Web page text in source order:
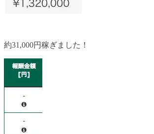
約31,000円稼ぎました！